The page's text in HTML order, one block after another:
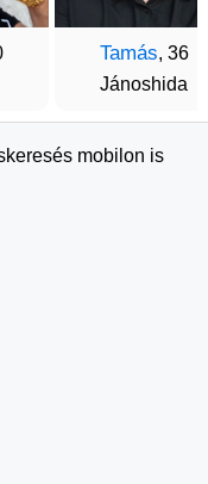
Tamás, 36
Jánoshida
mobilon is